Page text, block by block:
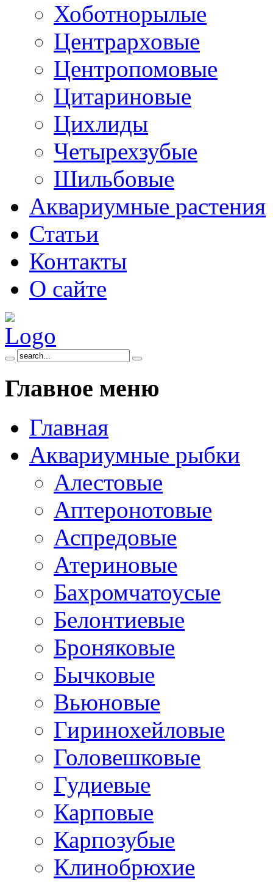
Хоботнорылые
Центрарховые
Центропомовые
Цитариновые
Цихлиды
Четырехзубые
Шильбовые
Аквариумные растения
Статьи
Контакты
О сайте
Главное меню
Главная
Аквариумные рыбки
Алестовые
Аптеронотовые
Аспредовые
Атериновые
Бахромчатоусые
Белонтиевые
Броняковые
Бычковые
Вьюновые
Гиринохейловые
Головешковые
Гудиевые
Карповые
Карпозубые
Клинобрюхие